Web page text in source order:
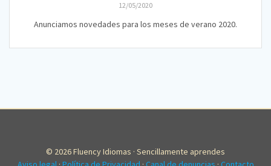
12/05/2020
Anunciamos novedades para los meses de verano 2020.
© 2026 Fluency Idiomas · Sencillamente aprendes